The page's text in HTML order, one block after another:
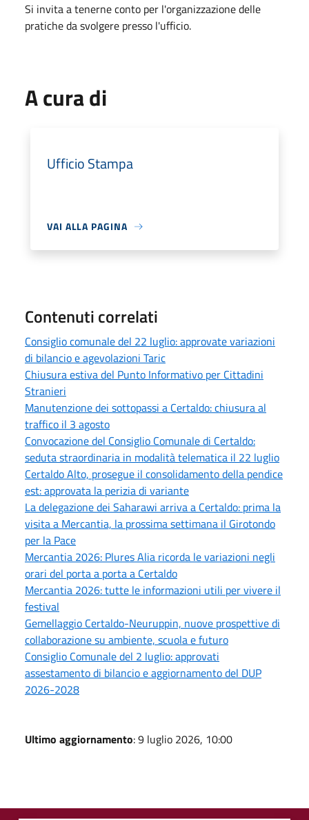
Si invita a tenerne conto per l'organizzazione delle
pratiche da svolgere presso l'ufficio.
A cura di
Ufficio Stampa
VAI ALLA PAGINA
Contenuti correlati
Consiglio comunale del 22 luglio: approvate variazioni
di bilancio e agevolazioni Taric
Chiusura estiva del Punto Informativo per Cittadini
Stranieri
Manutenzione dei sottopassi a Certaldo: chiusura al
traffico il 3 agosto
Convocazione del Consiglio Comunale di Certaldo:
seduta straordinaria in modalità telematica il 22 luglio
Certaldo Alto, prosegue il consolidamento della pendice
est: approvata la perizia di variante
La delegazione dei Saharawi arriva a Certaldo: prima la
visita a Mercantia, la prossima settimana il Girotondo
per la Pace
Mercantia 2026: Plures Alia ricorda le variazioni negli
orari del porta a porta a Certaldo
Mercantia 2026: tutte le informazioni utili per vivere il
festival
Gemellaggio Certaldo-Neuruppin, nuove prospettive di
collaborazione su ambiente, scuola e futuro
Consiglio Comunale del 2 luglio: approvati
assestamento di bilancio e aggiornamento del DUP
2026-2028
Ultimo aggiornamento: 9 luglio 2026, 10:00